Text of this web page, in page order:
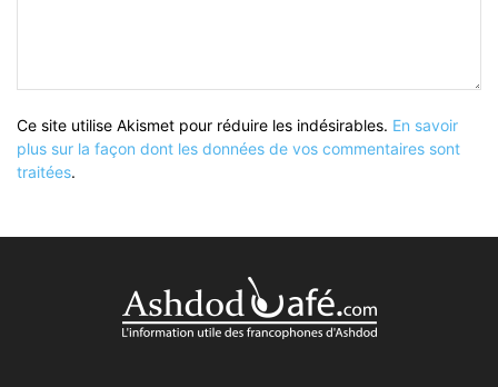
Ce site utilise Akismet pour réduire les indésirables. En savoir
plus sur la façon dont les données de vos commentaires sont
traitées.